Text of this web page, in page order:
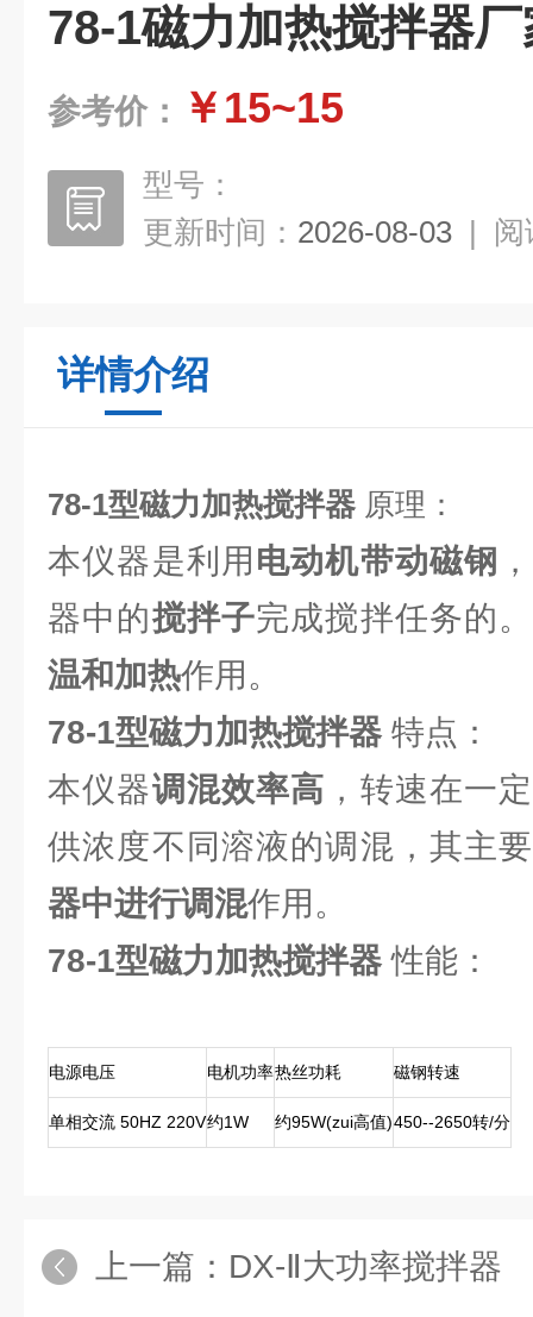
78-1磁力加热搅拌器厂
参考价： ￥15~15
型号：
更新时间： 2026-08-03 | 阅
详情介绍
78-1型磁力加热搅拌器 原理：
本仪器是利用 电动机带动磁钢
器中的搅拌子完成搅拌任务的
温和加热作用。
78-1型磁力加热搅拌器 特点：
本仪器调混效率高 ，转速在一
供浓度不同溶液的调混，其主
器中进行调混作用。
78-1型磁力加热搅拌器 性能：
电源电压 电机功率热丝功耗 磁钢转速
单相交流 50HZ 220V约1W 约95W(zui高值)450--2650转/分
上一篇： DX-Ⅱ大功率搅拌器